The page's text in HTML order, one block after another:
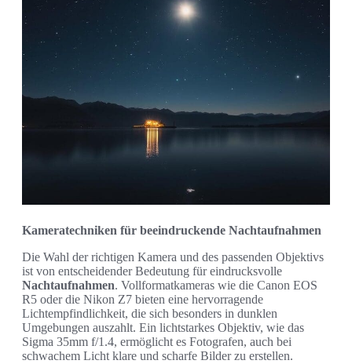
Kameratechniken für beeindruckende Nachtaufnahmen
Die Wahl der richtigen Kamera und des passenden Objektivs
ist von entscheidender Bedeutung für eindrucksvolle
Nachtaufnahmen. Vollformatkameras wie die Canon EOS
R5 oder die Nikon Z7 bieten eine hervorragende
Lichtempfindlichkeit, die sich besonders in dunklen
Umgebungen auszahlt. Ein lichtstarkes Objektiv, wie das
Sigma 35mm f/1.4, ermöglicht es Fotografen, auch bei
schwachem Licht klare und scharfe Bilder zu erstellen.